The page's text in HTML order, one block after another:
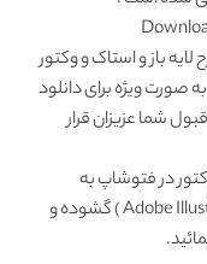
بازو استاک و وکتور
ویژه برای دانلود
شما عزیزان قرار
در فتوشاپ به
مشکل برخوردید , آن را در ایلواستریتور (Adobe Illustrator ) گشوده و